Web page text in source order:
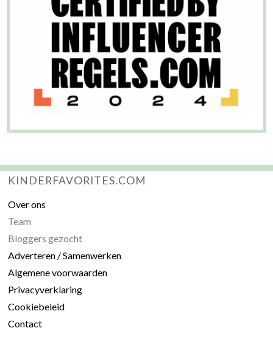
KINDERFAVORITES.COM
Over ons
Team
Bloggers gezocht
Adverteren / Samenwerken
Algemene voorwaarden
Privacyverklaring
Cookiebeleid
Contact